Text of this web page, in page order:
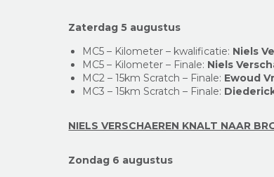
Zaterdag 5 augustus
MC5 – Kilometer – kwalificatie: Niels
MC5 – Kilometer – Finale: Niels
MC2 – 15km Scratch – Finale: Ewoud
MC3 – 15km Scratch – Finale:
NIELS VERSCHAEREN KNALT NAAR
Zondag 6 augustus